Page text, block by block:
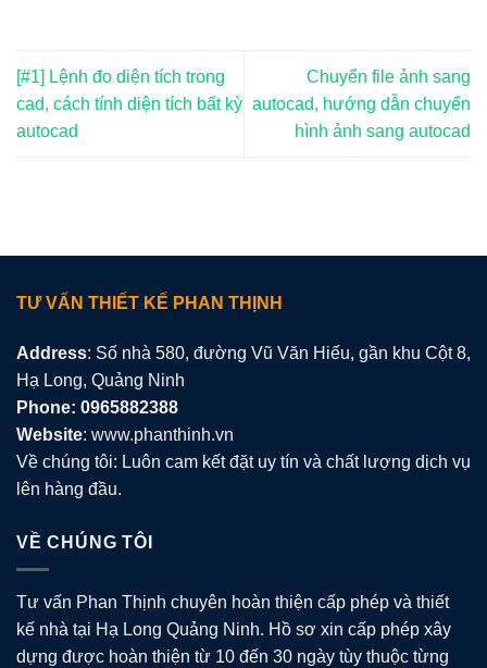
[#1] Lệnh đo diện tích trong
cad, cách tính diện tích bất kỳ
autocad
Chuyển file ảnh sang
autocad, hướng dẫn chuyển
hình ảnh sang autocad
TƯ VẤN THIẾT KẾ PHAN THỊNH
Address: Số nhà 580, đường Vũ Văn Hiếu, gần khu Cột 8,
Hạ Long, Quảng Ninh
Phone: 0965882388
Website: www.phanthinh.vn
Về chúng tôi: Luôn cam kết đặt uy tín và chất lượng dịch vụ
lên hàng đầu.
VỀ CHÚNG TÔI
Tư vấn Phan Thịnh chuyên hoàn thiện cấp phép và thiết
kế nhà tại Hạ Long Quảng Ninh. Hồ sơ xin cấp phép xây
dựng được hoàn thiện từ 10 đến 30 ngày tùy thuộc từng